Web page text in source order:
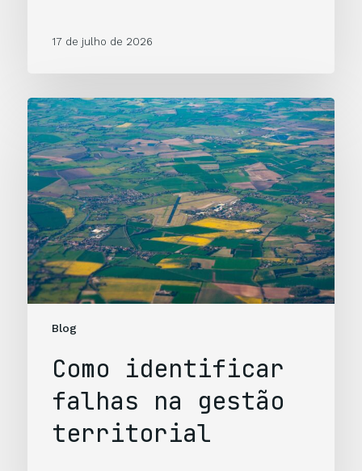
17 de julho de 2026
Blog
Como identificar
falhas na gestão
territorial